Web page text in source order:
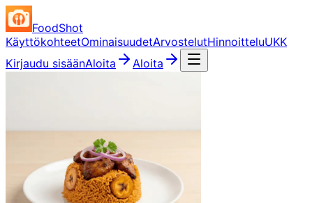
FoodShot
KäyttökohteetOminaisuudetArvostelutHinnoitteluUKK
Kirjaudu sisäänAloita Aloita